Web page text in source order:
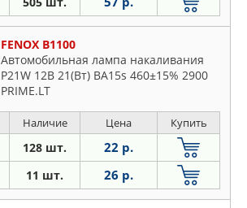
FENOX B1100
Автомобильная лампа накаливания
P21W 12В 21(Вт) BA15s 460±15% 2900
PRIME.LT
Наличие Цена Купить
128 шт. 22 р.
11 шт. 26 р.